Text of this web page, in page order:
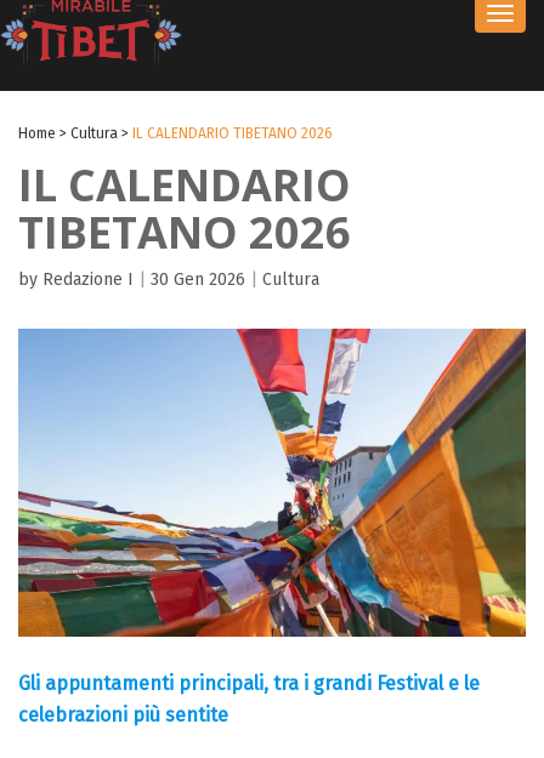
Home > Cultura > IL CALENDARIO TIBETANO 2026
IL CALENDARIO
TIBETANO 2026
by Redazione I 30 Gen 2026 Cultura
Gli appuntamenti principali, tra i grandi Festival e le
celebrazioni più sentite